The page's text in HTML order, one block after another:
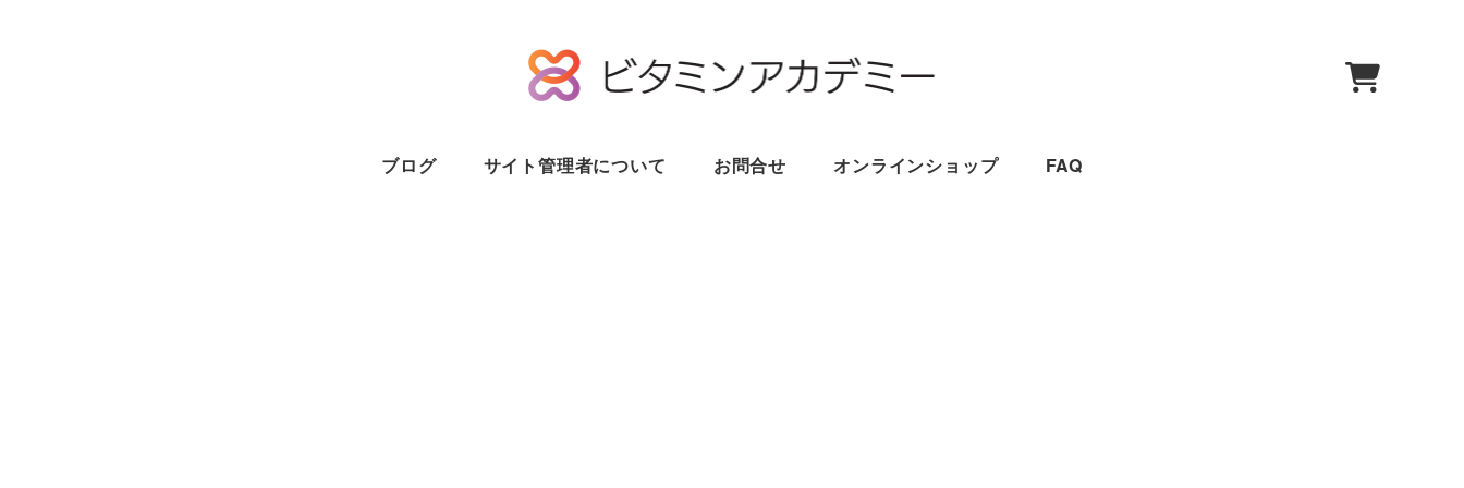
ブログ サイト管理者について お問合せ オンラインショップ FAQ